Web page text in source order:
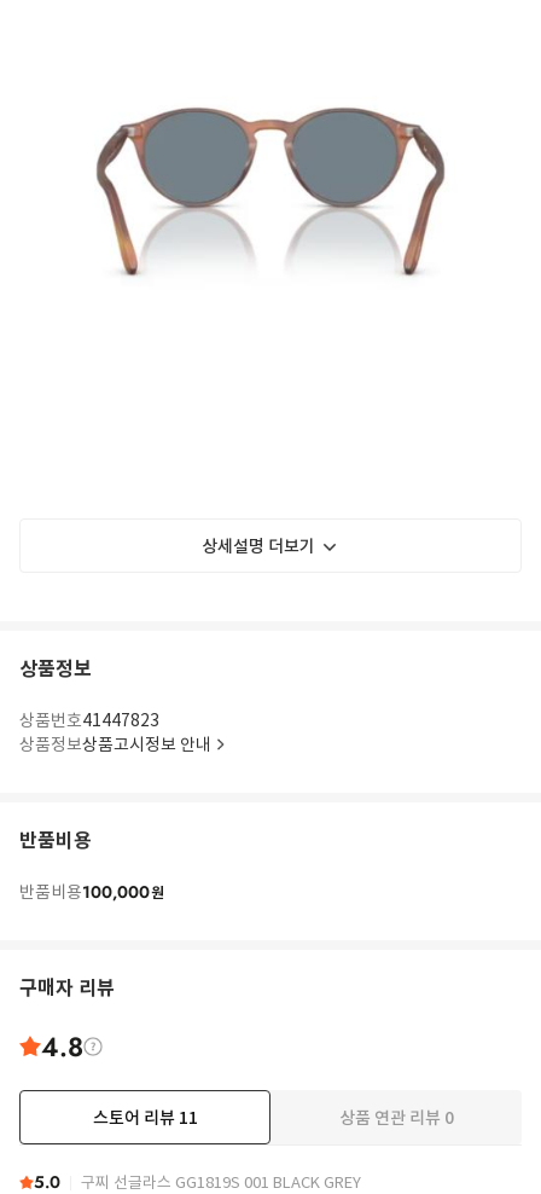
상세설명 더보기
상품정보
상품번호41447823
상품정보상품고시정보 안내
반품비용
반품비용100,000원
구매자 리뷰
4.8
스토어 리뷰 11 상품 연관 리뷰 0
5.0 구찌 선글라스 GG1819S 001 BLACK GREY